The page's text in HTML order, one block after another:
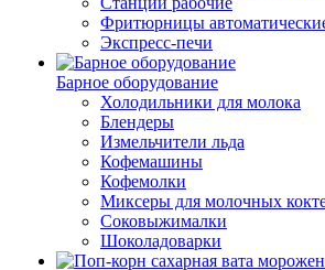
Фритюрницы
Экспресс-печи
Барное оборудование
Холодильники для молока
Блендеры
Измельчители льда
Кофемашины
Кофемолки
Миксеры для молочных
Соковыжималки
Шоколадоварки